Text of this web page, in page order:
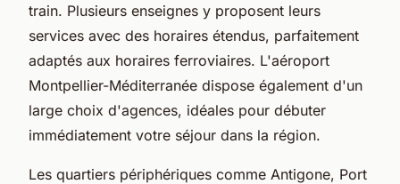
train. Plusieurs enseignes y proposent leurs
services avec des horaires étendus, parfaitement
adaptés aux horaires ferroviaires. L'aéroport
Montpellier-Méditerranée dispose également d'un
large choix d'agences, idéales pour débuter
immédiatement votre séjour dans la région.
Les quartiers périphériques comme Antigone, Port